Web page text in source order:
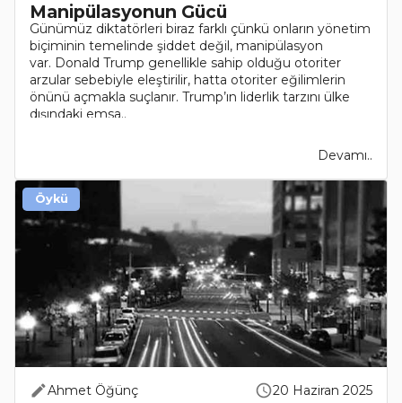
Manipülasyonun Gücü
Günümüz diktatörleri biraz farklı çünkü onların yönetim
biçiminin temelinde şiddet değil, manipülasyon
var. Donald Trump genellikle sahip olduğu otoriter
arzular sebebiyle eleştirilir, hatta otoriter eğilimlerin
önünü açmakla suçlanır. Trump’ın liderlik tarzını ülke
dışındaki emsa..
Devamı..
Ahmet Öğünç 20 Haziran 2025
Öykü